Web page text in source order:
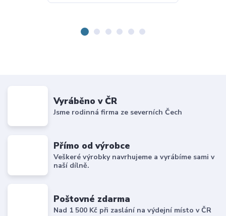
Vyráběno v ČR
Jsme rodinná firma ze severních Čech
Přímo od výrobce
Veškeré výrobky navrhujeme a vyrábíme sami v
naší dílně.
Poštovné zdarma
Nad 1 500 Kč při zaslání na výdejní místo v ČR